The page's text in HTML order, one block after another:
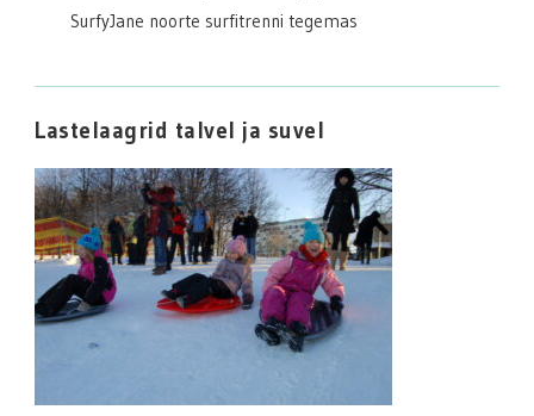
SurfyJane noorte surfitrenni tegemas
Lastelaagrid talvel ja suvel